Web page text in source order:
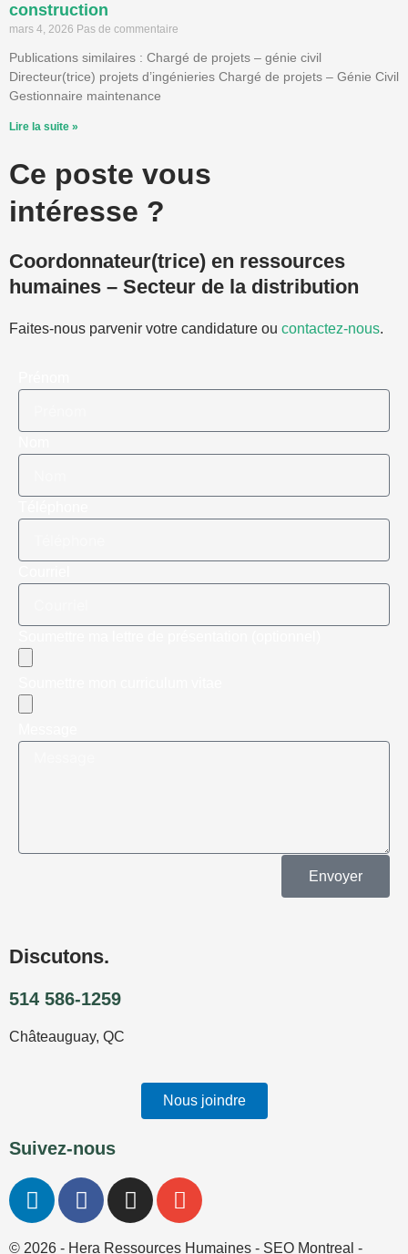
construction
mars 4, 2026 Pas de commentaire
Publications similaires : Chargé de projets – génie civil
Directeur(trice) projets d’ingénieries Chargé de projets – Génie Civil
Gestionnaire maintenance
Lire la suite »
Ce poste vous
intéresse ?
Coordonnateur(trice) en ressources
humaines – Secteur de la distribution
Faites-nous parvenir votre candidature ou contactez-nous.
Envoyer
Discutons.
514 586-1259
Châteauguay, QC
Nous joindre
Suivez-nous
L
i
F
a
I
n
E
n
© 2026 - Hera Ressources Humaines - SEO Montreal -